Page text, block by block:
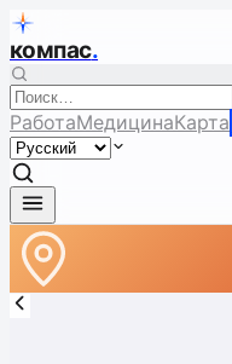
компас.
РаботаМедицинаКарта